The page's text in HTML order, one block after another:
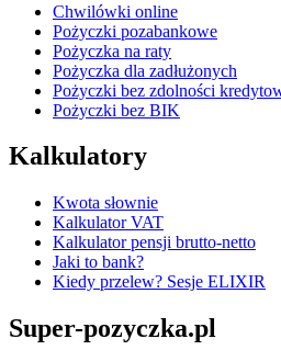
Chwilówki online
Pożyczki pozabankowe
Pożyczka na raty
Pożyczka dla zadłużonych
Pożyczki bez zdolności
Pożyczki bez BIK
Kalkulatory
Kwota słownie
Kalkulator VAT
Kalkulator pensji brutto-netto
Jaki to bank?
Kiedy przelew? Sesje ELIXIR
Super-pozyczka.pl